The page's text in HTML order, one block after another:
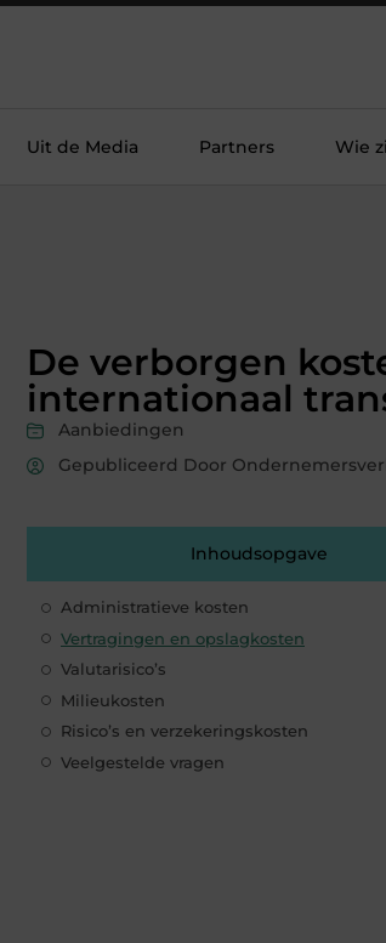
Uit de Media Partners Wie
De verborgen
internationaal
Aanbiedingen
Gepubliceerd Door
Inhoudsopgave
Administratieve kosten
Vertragingen en opslagkosten
Valutarisico’s
Milieukosten
Risico’s en verzekeringskosten
Veelgestelde vragen